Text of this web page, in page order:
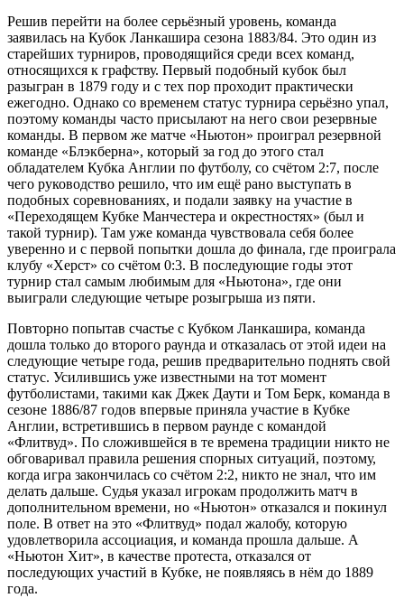
Решив перейти на более серьёзный уровень, команда
заявилась на Кубок Ланкашира сезона 1883/84. Это один из
старейших турниров, проводящийся среди всех команд,
относящихся к графству. Первый подобный кубок был
разыгран в 1879 году и с тех пор проходит практически
ежегодно. Однако со временем статус турнира серьёзно упал,
поэтому команды часто присылают на него свои резервные
команды. В первом же матче «Ньютон» проиграл резервной
команде «Блэкберна», который за год до этого стал
обладателем Кубка Англии по футболу, со счётом 2:7, после
чего руководство решило, что им ещё рано выступать в
подобных соревнованиях, и подали заявку на участие в
«Переходящем Кубке Манчестера и окрестностях» (был и
такой турнир). Там уже команда чувствовала себя более
уверенно и с первой попытки дошла до финала, где проиграла
клубу «Херст» со счётом 0:3. В последующие годы этот
турнир стал самым любимым для «Ньютона», где они
выиграли следующие четыре розыгрыша из пяти.
Повторно попытав счастье с Кубком Ланкашира, команда
дошла только до второго раунда и отказалась от этой идеи на
следующие четыре года, решив предварительно поднять свой
статус. Усилившись уже известными на тот момент
футболистами, такими как Джек Даути и Том Берк, команда в
сезоне 1886/87 годов впервые приняла участие в Кубке
Англии, встретившись в первом раунде с командой
«Флитвуд». По сложившейся в те времена традиции никто не
обговаривал правила решения спорных ситуаций, поэтому,
когда игра закончилась со счётом 2:2, никто не знал, что им
делать дальше. Судья указал игрокам продолжить матч в
дополнительном времени, но «Ньютон» отказался и покинул
поле. В ответ на это «Флитвуд» подал жалобу, которую
удовлетворила ассоциация, и команда прошла дальше. А
«Ньютон Хит», в качестве протеста, отказался от
последующих участий в Кубке, не появляясь в нём до 1889
года.